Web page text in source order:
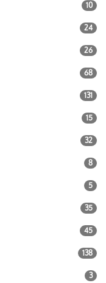
10
24
26
68
131
15
32
8
5
35
45
138
3